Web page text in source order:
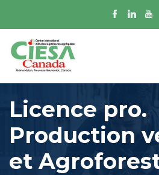
Licence pro.
Production
et